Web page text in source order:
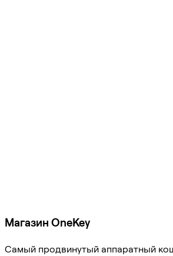
Магазин OneKey
Самый продвинутый аппаратный